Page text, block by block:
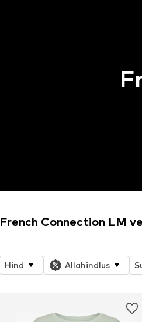
French Connection LM
Hind Allahindlus